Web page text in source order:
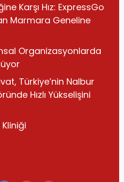
Karşı Hız: ExpressGo
Marmara Geneline
Organizasyonlarda
Türkiye’nin Nalbur
Hızlı Yükselişini
Kliniği